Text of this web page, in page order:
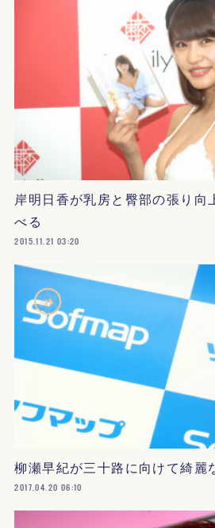
岸明日香が乳房と臀部の張り向
べる
2015.11.21 03:20
柳瀬早紀が三十路に向けて綺麗
2017.04.20 06:10